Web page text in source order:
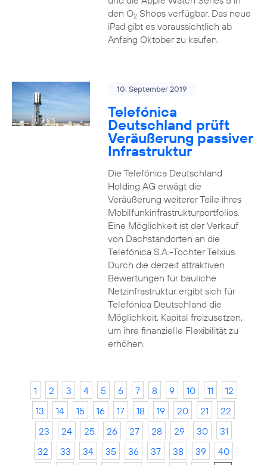
den O2Shops verfügbar. Das neue
iPad gibt es voraussichtlich ab
Anfang Oktober zu kaufen.
10. September 2019
Telefónica
Deutschland prüft
Veräußerung passiver
Infrastruktur
Die Telefónica Deutschland
Holding AG erwägt die
Veräußerung weiterer Teile ihres
Mobilfunkinfrastrukturportfolios.
Eine Möglichkeit ist der Verkauf
von Dachstandorten an die
Telefónica S.A.-Tochter Telxius.
Durch die derzeit attraktiven
Bewertungen für bauliche
Netzinfrastruktur ergibt sich für
Telefónica Deutschland die
Möglichkeit, Kapital freizusetzen,
um ihre finanzielle Flexibilität zu
erhöhen.
1 2 3 4 5 6 7 8 9 10 11
12
13
14 15 16 17 18 19 20 21
22
23
24 25 26 27 28 29 30
31
32
33 34 35 36 37 38 39
40